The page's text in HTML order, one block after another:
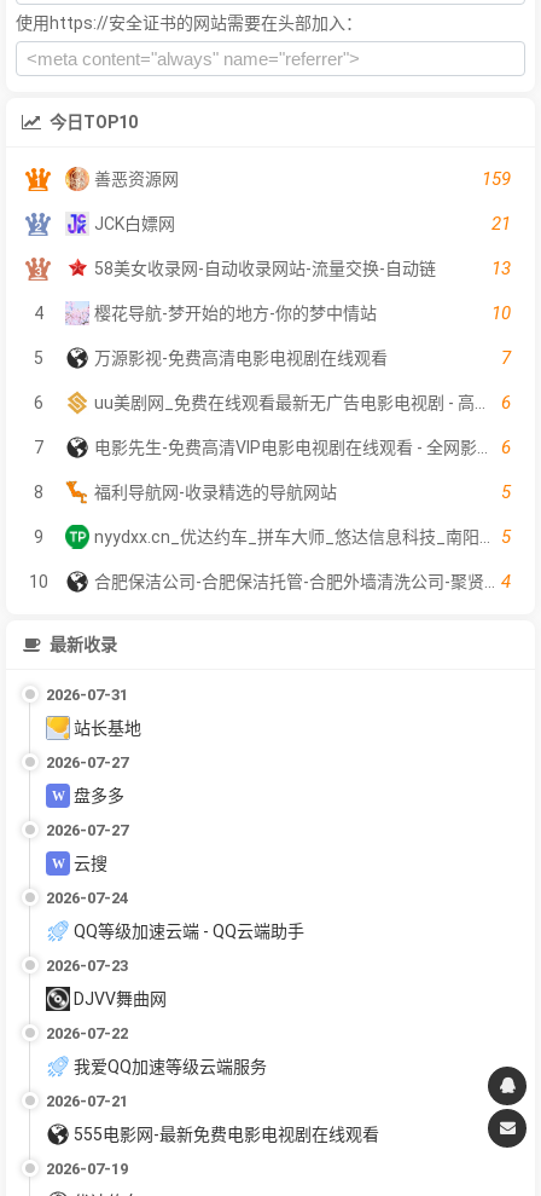
使用https://安全证书的网站需要在头部加入：
今日TOP10
善恶资源网 159
JCK白嫖网 21
58美女收录网-自动收录网站-流量交换-自动链 13
4 樱花导航-梦开始的地方-你的梦中情站 10
5 万源影视-免费高清电影电视剧在线观看 7
6 6
7 6
8 福利导航网-收录精选的导航网站 5
9 5
10 4
最新收录
2026-07-31
站长基地
2026-07-27
盘多多
2026-07-27
云搜
2026-07-24
QQ等级加速云端 - QQ云端助手
2026-07-23
DJVV舞曲网
2026-07-22
我爱QQ加速等级云端服务
2026-07-21
555电影网-最新免费电影电视剧在线观看
2026-07-19